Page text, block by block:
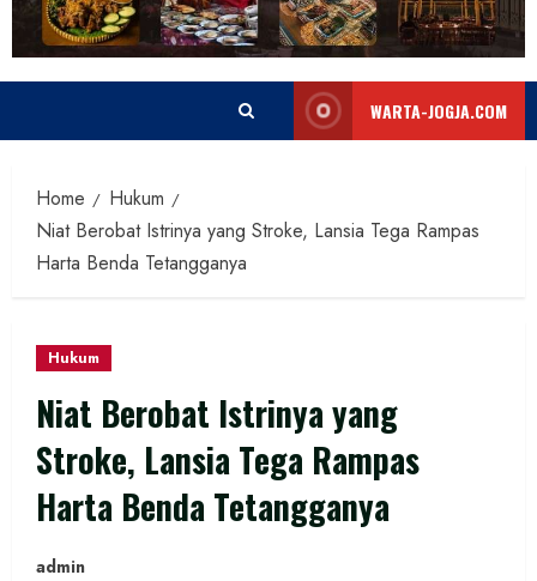
WARTA-JOGJA.COM
Home
Hukum
Niat Berobat Istrinya yang Stroke, Lansia Tega Rampas
Harta Benda Tetangganya
Hukum
Niat Berobat Istrinya yang
Stroke, Lansia Tega Rampas
Harta Benda Tetangganya
admin